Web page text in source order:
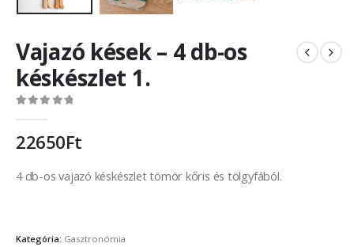
Vajazó kések – 4 db-os
késkészlet 1.
22650Ft
4 db-os vajazó késkészlet tömör kőris és tölgyfából.
Kategória: Gasztronómia